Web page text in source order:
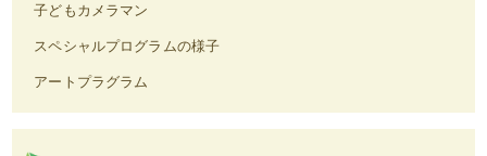
子どもカメラマン
スペシャルプログラムの様子
アートプラグラム